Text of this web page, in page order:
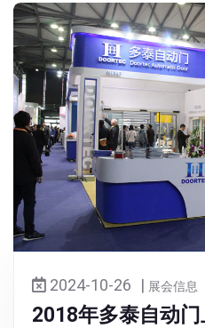
2024-10-26 | 展会信息
2018年多泰自动